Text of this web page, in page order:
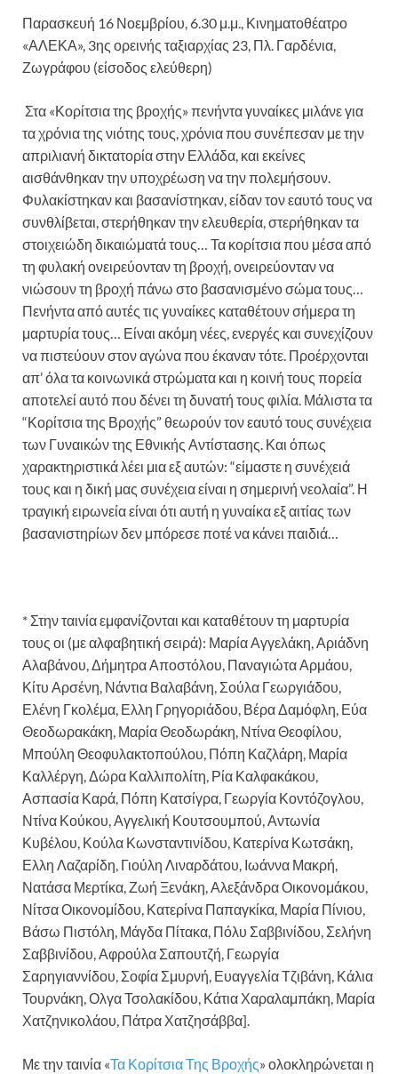
Παρασκευή 16 Νοεμβρίου, 6.30 μ.μ., Κινηματοθέατρο
«ΑΛΕΚΑ», 3ης ορεινής ταξιαρχίας 23, Πλ. Γαρδένια,
Ζωγράφου (είσοδος ελεύθερη)
Στα «Κορίτσια της βροχής» πενήντα γυναίκες μιλάνε για
τα χρόνια της νιότης τους, χρόνια που συνέπεσαν με την
απριλιανή δικτατορία στην Ελλάδα, και εκείνες
αισθάνθηκαν την υποχρέωση να την πολεμήσουν.
Φυλακίστηκαν και βασανίστηκαν, είδαν τον εαυτό τους να
συνθλίβεται, στερήθηκαν την ελευθερία, στερήθηκαν τα
στοιχειώδη δικαιώματά τους… Τα κορίτσια που μέσα από
τη φυλακή ονειρεύονταν τη βροχή, ονειρεύονταν να
νιώσουν τη βροχή πάνω στο βασανισμένο σώμα τους…
Πενήντα από αυτές τις γυναίκες καταθέτουν σήμερα τη
μαρτυρία τους… Είναι ακόμη νέες, ενεργές και συνεχίζουν
να πιστεύουν στον αγώνα που έκαναν τότε. Προέρχονται
απ’ όλα τα κοινωνικά στρώματα και η κοινή τους πορεία
αποτελεί αυτό που δένει τη δυνατή τους φιλία. Μάλιστα τα
“Κορίτσια της Βροχής” θεωρούν τον εαυτό τους συνέχεια
των Γυναικών της Εθνικής Αντίστασης. Και όπως
χαρακτηριστικά λέει μια εξ αυτών: “είμαστε η συνέχειά
τους και η δική μας συνέχεια είναι η σημερινή νεολαία”. Η
τραγική ειρωνεία είναι ότι αυτή η γυναίκα εξ αιτίας των
βασανιστηρίων δεν μπόρεσε ποτέ να κάνει παιδιά…
* Στην ταινία εμφανίζονται και καταθέτουν τη μαρτυρία
τους οι (με αλφαβητική σειρά): Μαρία Αγγελάκη, Αριάδνη
Αλαβάνου, Δήμητρα Αποστόλου, Παναγιώτα Αρμάου,
Κίτυ Αρσένη, Νάντια Βαλαβάνη, Σούλα Γεωργιάδου,
Ελένη Γκολέμα, Ελλη Γρηγοριάδου, Βέρα Δαμόφλη, Εύα
Θεοδωρακάκη, Μαρία Θεοδωράκη, Ντίνα Θεοφίλου,
Μπούλη Θεοφυλακτοπούλου, Πόπη Καζλάρη, Μαρία
Καλλέργη, Δώρα Καλλιπολίτη, Ρία Καλφακάκου,
Ασπασία Καρά, Πόπη Κατσίγρα, Γεωργία Κοντόζογλου,
Ντίνα Κούκου, Αγγελική Κουτσουμπού, Αντωνία
Κυβέλου, Κούλα Κωνσταντινίδου, Κατερίνα Κωτσάκη,
Ελλη Λαζαρίδη, Γιούλη Λιναρδάτου, Ιωάννα Μακρή,
Νατάσα Μερτίκα, Ζωή Ξενάκη, Αλεξάνδρα Οικονομάκου,
Νίτσα Οικονομίδου, Κατερίνα Παπαγκίκα, Μαρία Πίνιου,
Βάσω Πιστόλη, Μάγδα Πίτακα, Πόλυ Σαββινίδου, Σελήνη
Σαββινίδου, Αφρούλα Σαπουτζή, Γεωργία
Σαρηγιαννίδου, Σοφία Σμυρνή, Ευαγγελία Τζιβάνη, Κάλια
Τουρνάκη, Ολγα Τσολακίδου, Κάτια Χαραλαμπάκη, Μαρία
Χατζηνικολάου, Πάτρα Χατζησάββα].
Με την ταινία «Τα Κορίτσια Της Βροχής» ολοκληρώνεται η